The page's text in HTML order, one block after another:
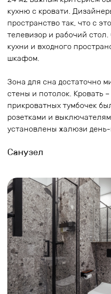
кухню с кровати.
пространство так, что с
телевизор и рабочий
кухни и входного
шкафом.
Зона для сна достаточно
стены и потолок. Кровать
прикроватных тумбочек
розетками и
установлены жалюзи день-
Санузел